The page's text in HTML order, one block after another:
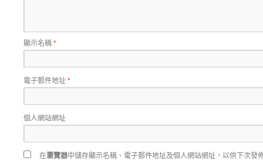
顯示名稱*
電子郵件地址*
個人網站網址
在瀏覽器中儲存顯示名稱、電子郵件地址及個人網站網址，以供下次發